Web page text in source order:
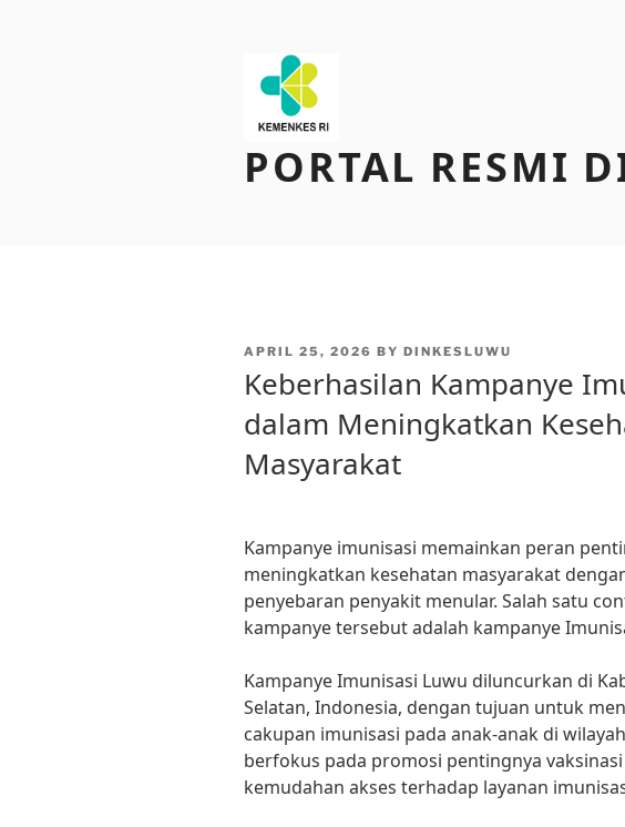
PORTAL RESMI
POSTED
APRIL 25, 2026 BY DINKESLUWU
Keberhasilan Kampanye
dalam Meningkatkan
Masyarakat
Kampanye imunisasi memainkan peran
meningkatkan kesehatan masyarakat
penyebaran penyakit menular. Salah satu
kampanye tersebut adalah kampanye
Kampanye Imunisasi Luwu diluncurkan di
Selatan, Indonesia, dengan tujuan untuk
cakupan imunisasi pada anak-anak di
berfokus pada promosi pentingnya
kemudahan akses terhadap layanan